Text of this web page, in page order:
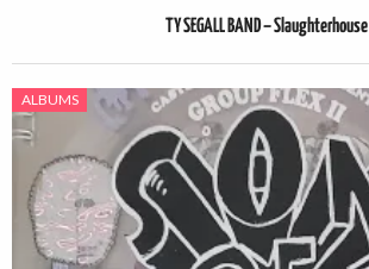
TY SEGALL BAND – Slaughterhouse
ALBUMS